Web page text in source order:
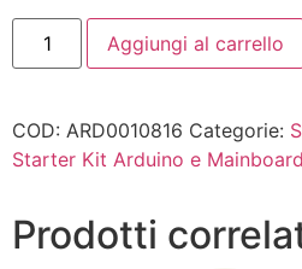
Aggiungi al carrello
COD: ARD0010816 Categorie:
Starter Kit Arduino e Mainboard
Prodotti